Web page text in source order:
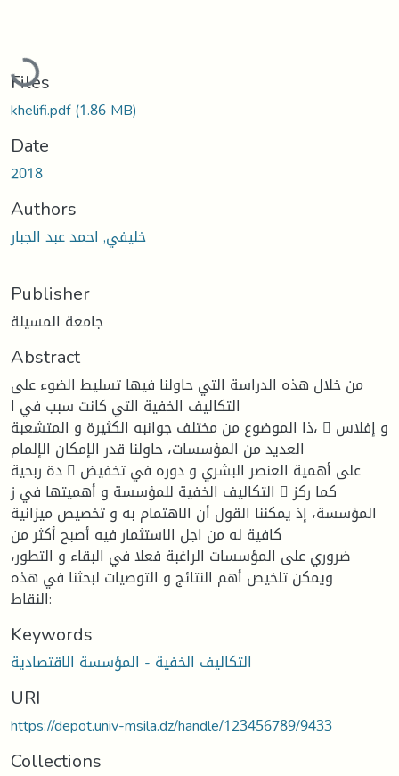
Loading...
Files
khelifi.pdf(1.86 MB)
Date
2018
Authors
خليفي, احمد عبد الجبار
Publisher
جامعة المسيلة
Abstract
من خلال هذه الدراسة التي حاولنا فيها تسليط الضوء على
التكاليف الخفية التي كانت سبب في ا
ذا الموضوع من مختلف جوانبه الكثيرة و المتشعبة، 􀁂 و إفلاس
العديد من المؤسسات، حاولنا قدر الإمكان الإلمام
دة ربحية 􀁏 على أهمية العنصر البشري و دوره في تخفيض
التكاليف الخفية للمؤسسة و أهميتها في ز 􀁃 كما ركز
المؤسسة، إذ يمكننا القول أن الاهتمام به و تخصيص ميزانية
كافية له من اجل الاستثمار فيه أصبح أكثر من
ضروري على المؤسسات الراغبة فعلا في البقاء و التطور،
ويمكن تلخيص أهم النتائج و التوصيات لبحثنا في هذه
النقاط:
Keywords
التكاليف الخفية - المؤسسة الاقتصادية
URI
https://depot.univ-msila.dz/handle/123456789/9433
Collections